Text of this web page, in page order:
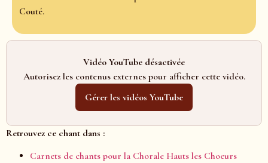
Couté.
Vidéo YouTube désactivée
Autorisez les contenus externes pour afficher cette vidéo.
Gérer les vidéos YouTube
Retrouvez ce chant dans :
Carnets de chants pour la Chorale Hauts les Choeurs